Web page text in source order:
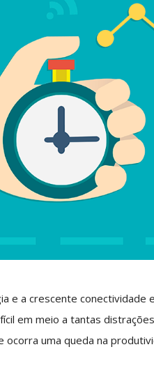
e a crescente
em meio a tantas
ocorra uma queda na